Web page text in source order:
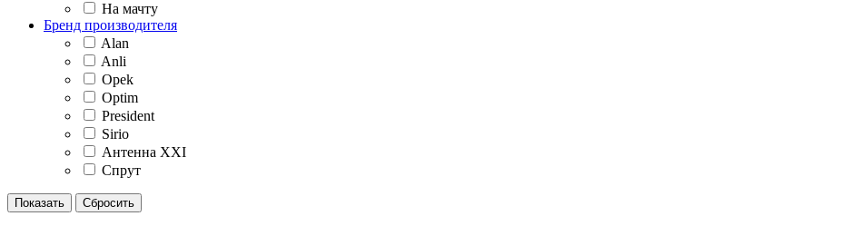
На мачту
Бренд производителя
Alan
Anli
Opek
Optim
President
Sirio
Антенна XXI
Спрут